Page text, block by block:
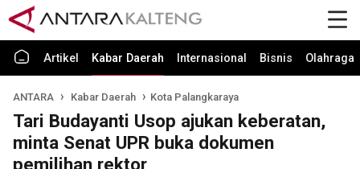
Artikel Kabar Daerah Internasional Bisnis Olahraga
ANTARA Kabar Daerah Kota Palangkaraya
Tari Budayanti Usop ajukan keberatan,
minta Senat UPR buka dokumen
pemilihan rektor